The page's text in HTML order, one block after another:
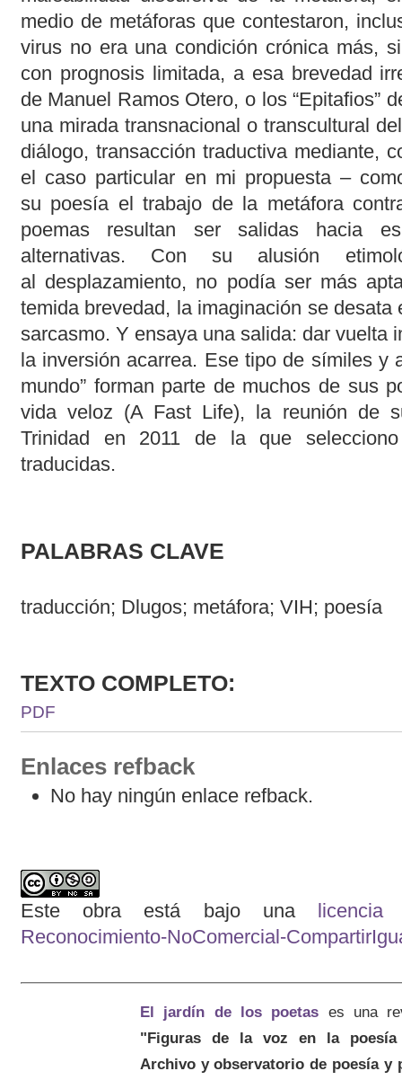
medio de metáforas que contestaron,
virus no era una condición crónica más,
con prognosis limitada, a esa brevedad
de Manuel Ramos Otero, o los “Epitafios”
una mirada transnacional o transcultural
diálogo, transacción traductiva mediante,
el caso particular en mi propuesta –
su poesía el trabajo de la metáfora
poemas resultan ser salidas hacia
alternativas. Con su alusión
al desplazamiento, no podía ser más
temida brevedad, la imaginación se
sarcasmo. Y ensaya una salida: dar vuelta
la inversión acarrea. Ese tipo de símiles y
mundo” forman parte de muchos de sus
vida veloz (A Fast Life), la reunión de
Trinidad en 2011 de la que
traducidas.
PALABRAS CLAVE
traducción; Dlugos; metáfora; VIH; poesía
TEXTO COMPLETO:
PDF
Enlaces refback
No hay ningún enlace refback.
Este obra está bajo una licencia
Reconocimiento-NoComercial-
El jardín de los poetas es una
"Figuras de la voz en la poesía
Archivo y observatorio de poesía y